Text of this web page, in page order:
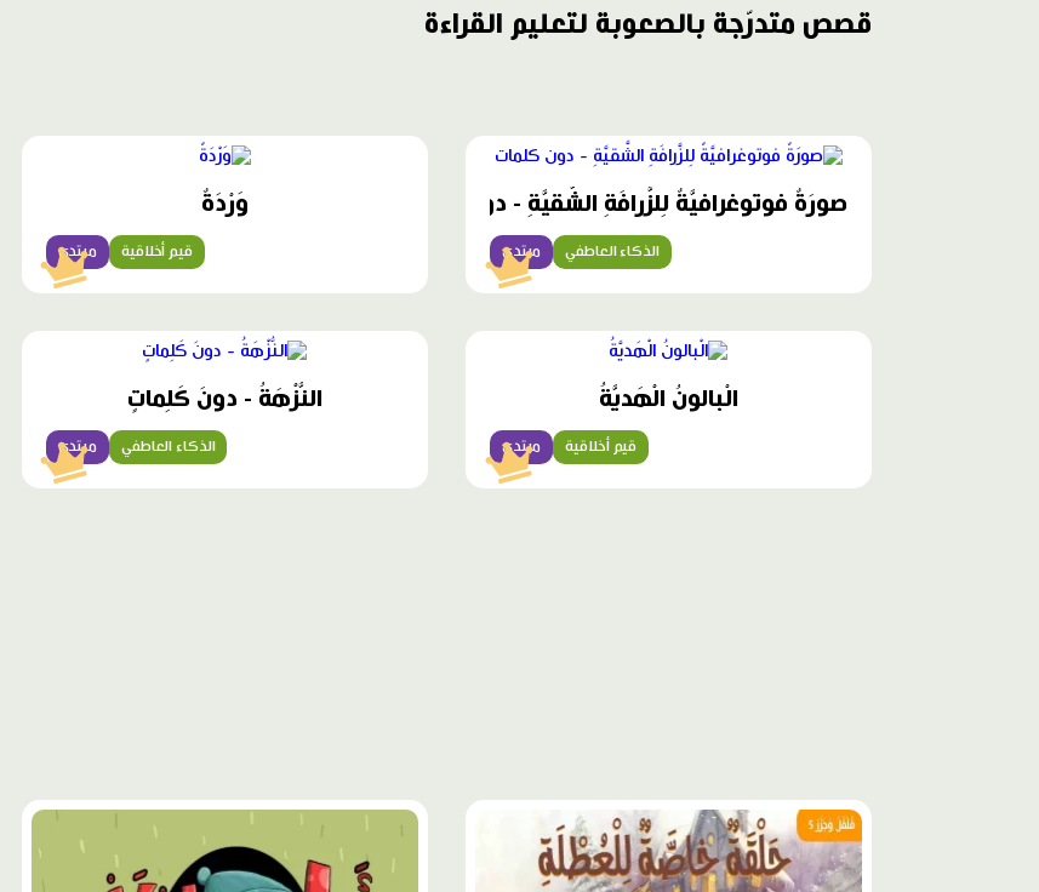
قصص متدرّجة بالصعوبة لتعليم القراءة
محتوى
صورَةٌ فوتوغرافيَّةٌ لِلزَّرافَةِ الشَّقيَّةِ - دون كلمات
مبتدئ الذكاء العاطفي
محتوى
وَرْدَةٌ
مبتدئ قيم أخلاقية
محتوى
الْبالونُ الْهَديَّةُ
مبتدئ قيم أخلاقية
محتوى
النُّزْهَةُ - دونَ كَلِماتٍ
مبتدئ الذكاء العاطفي
محتوى
مميّز
محتوى
مميّز